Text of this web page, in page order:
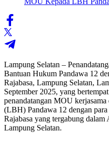
Lampung Selatan –
Bantuan Hukum Pandawa 12
Rajabasa, Lampung Selatan,
September 2025, yang
penandatangan MOU
(LBH) Pandawa 12 dengan para
Rajabasa yang tergabung dalam
Lampung Selatan.